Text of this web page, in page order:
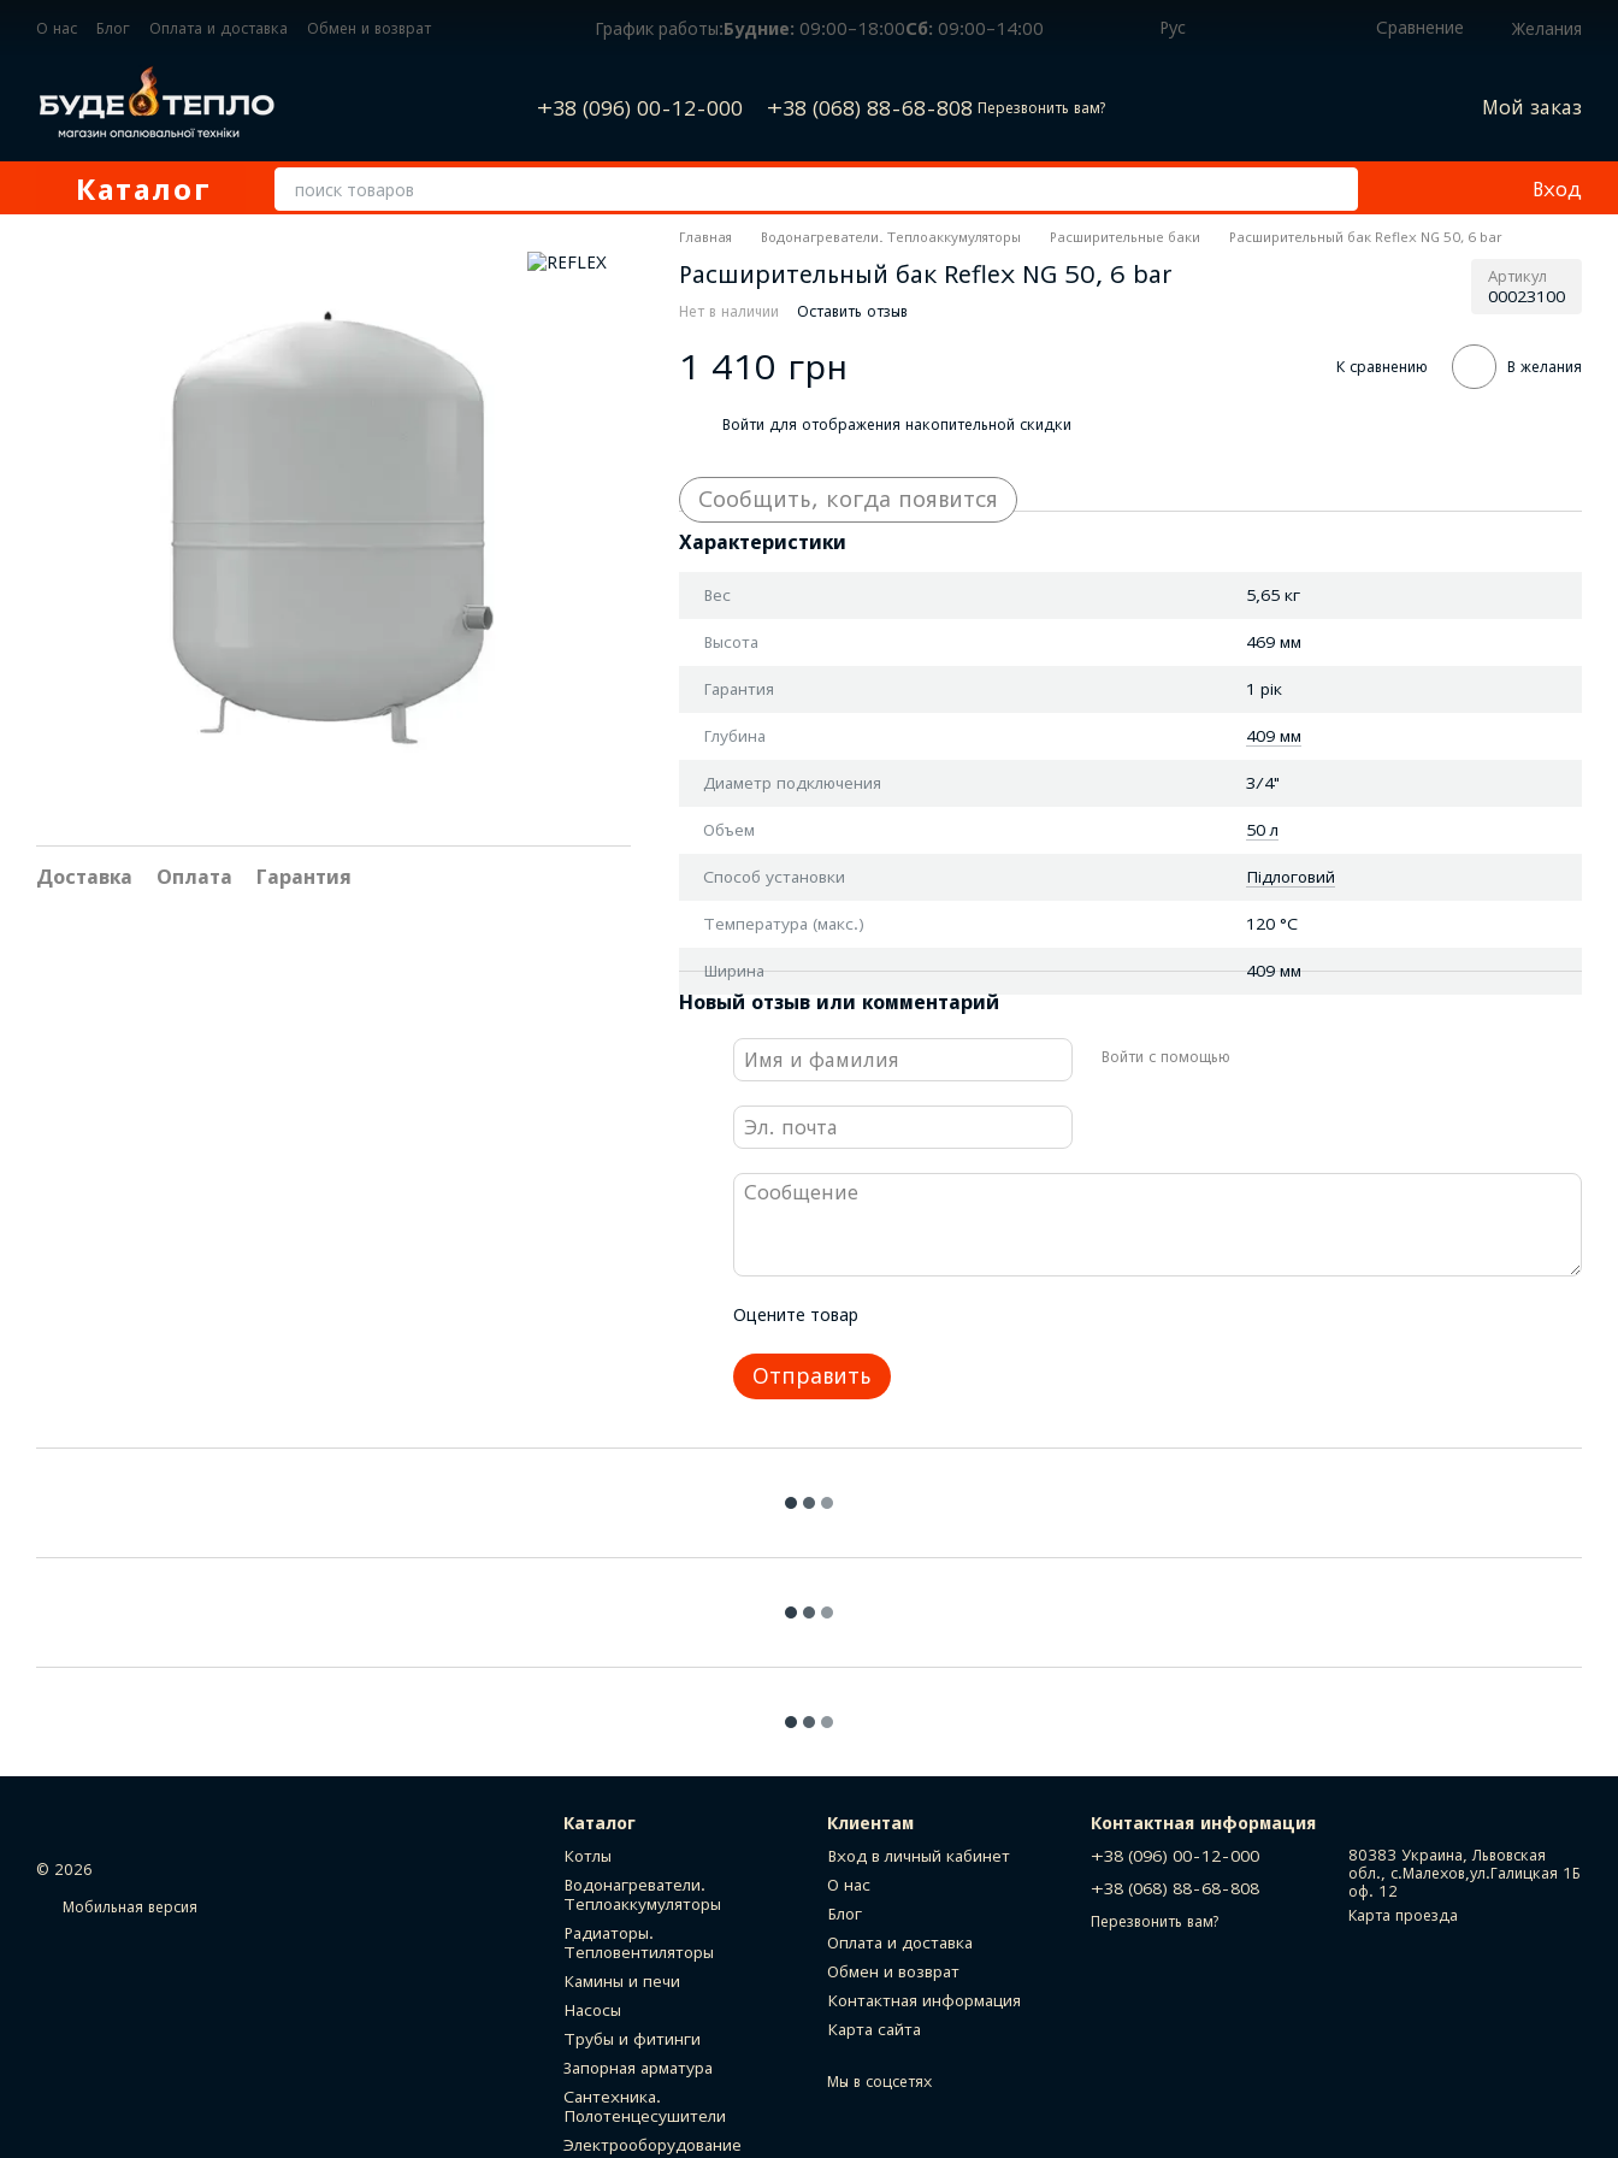
О нас Блог Оплата и доставка
Обмен и возврат
График работы:Будние: 09:00–18:00Сб: 09:00–14:00 Рус Сравнение Желания
+38 (096) 00-12-000 +38 (068) 88-68-808 Перезвонить вам? Мой заказ
Каталог Вход
Доставка Оплата Гарантия
Главная Водонагреватели. Теплоаккумуляторы Расширительные баки Расширительный бак Reflex NG 50, 6 bar
Расширительный бак Reflex NG 50, 6 bar Артикул
00023100
Нет в наличии Оставить отзыв
1 410 грн К сравнению В желания
Войти для отображения накопительной скидки
Сообщить, когда появится
Характеристики
Вес 5,65 кг
Высота 469 мм
Гарантия 1 рік
Глубина 409 мм
Диаметр подключения 3/4"
Объем 50 л
Способ установки Підлоговий
Температура (макс.) 120 °С
Ширина 409 мм
Новый отзыв или комментарий
Войти с помощью
Оцените товар
Отправить
© 2026
Мобильная версия
Каталог
Котлы
Водонагреватели.
Теплоаккумуляторы
Радиаторы.
Тепловентиляторы
Камины и печи
Насосы
Трубы и фитинги
Запорная арматура
Сантехника.
Полотенцесушители
Электрооборудование
Клиентам
Вход в личный кабинет
О нас
Блог
Оплата и доставка
Обмен и возврат
Контактная информация
Карта сайта
Мы в соцсетях
Контактная информация
+38 (096) 00-12-000
+38 (068) 88-68-808
Перезвонить вам?
80383 Украина, Львовская
обл., с.Малехов,ул.Галицкая 1Б
оф. 12
Карта проезда